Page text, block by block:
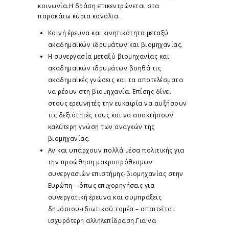
κοινωνία.Η δράση επικεντρώνεται στα
παρακάτω κύρια κανάλια.
Κοινή έρευνα και κινητικότητα μεταξύ
ακαδημαϊκών ιδρυμάτων και βιομηχανίας.
Η συνεργασία μεταξύ βιομηχανίας και
ακαδημαϊκών ιδρυμάτων βοηθά τις
ακαδημαϊκές γνώσεις και τα αποτελέσματα
να ρέουν στη βιομηχανία. Επίσης δίνει
στους ερευνητές την ευκαιρία να αυξήσουν
τις δεξιότητές τους και να αποκτήσουν
καλύτερη γνώση των αναγκών της
βιομηχανίας.
Αν και υπάρχουν πολλά μέσα πολιτικής για
την προώθηση μακροπρόθεσμων
συνεργασιών επιστήμης-βιομηχανίας στην
Ευρώπη – όπως επιχορηγήσεις για
συνεργατική έρευνα και συμπράξεις
δημόσιου-ιδιωτικού τομέα – απαιτείται
ισχυρότερη αλληλεπίδραση.Για να